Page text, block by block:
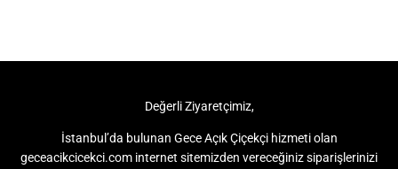
Değerli Ziyaretçimiz,
İstanbul’da bulunan Gece Açık Çiçekçi hizmeti olan
geceacikcicekci.com internet sitemizden vereceğiniz siparişlerinizi